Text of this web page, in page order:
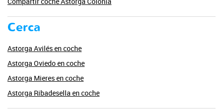
Cerca
Astorga Avilés en coche
Astorga Oviedo en coche
Astorga Mieres en coche
Astorga Ribadesella en coche